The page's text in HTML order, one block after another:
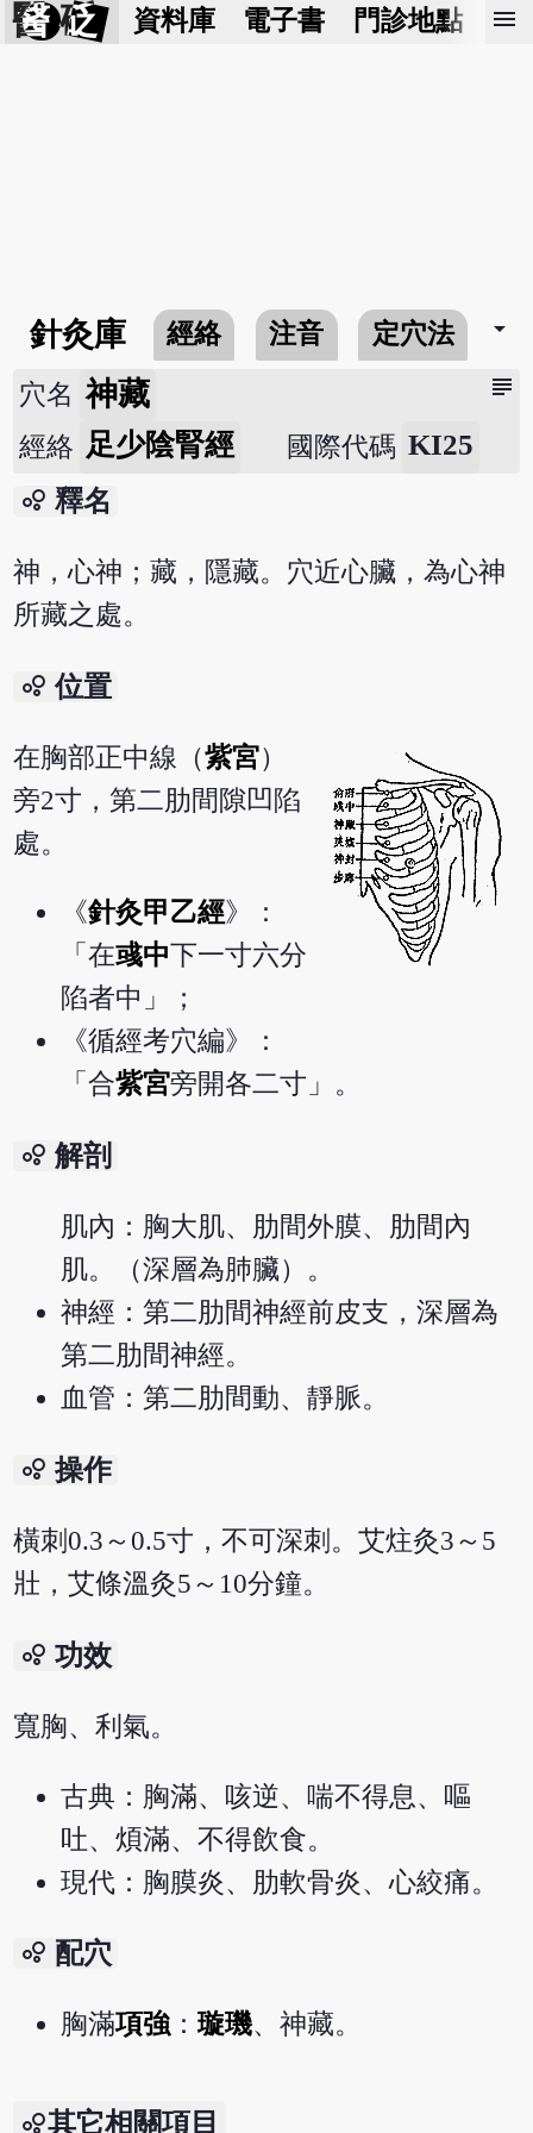
醫 砭 資料庫 電子書 門診地點 預
menu
針灸庫 經絡 注音 定穴法 arrow_drop_down
subject
穴名 神藏
經絡 足少陰腎經 國際代碼 KI25
bubble_chart 釋名
神，心神；藏，隱藏。穴近心臟，為心神
所藏之處。
bubble_chart 位置
在胸部正中線（紫宮）
旁2寸，第二肋間隙凹陷
處。
《針灸甲乙經》：
「在彧中下一寸六分
陷者中」；
《循經考穴編》：
「合紫宮旁開各二寸」。
bubble_chart 解剖
肌內：胸大肌、肋間外膜、肋間內
肌。（深層為肺臟）。
神經：第二肋間神經前皮支，深層為
第二肋間神經。
血管：第二肋間動、靜脈。
bubble_chart 操作
橫刺0.3～0.5寸，不可深刺。艾炷灸3～5
壯，艾條溫灸5～10分鐘。
bubble_chart 功效
寬胸、利氣。
古典：胸滿、咳逆、喘不得息、嘔
吐、煩滿、不得飲食。
現代：胸膜炎、肋軟骨炎、心絞痛。
bubble_chart 配穴
胸滿項強 ：璇璣、神藏。
其它相關項目